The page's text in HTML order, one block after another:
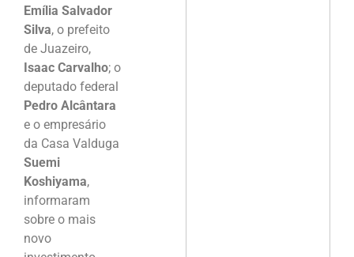
Emília Salvador
Silva, o prefeito
de Juazeiro,
Isaac Carvalho; o
deputado federal
Pedro Alcântara
e o empresário
da Casa Valduga
Suemi
Koshiyama,
informaram
sobre o mais
novo